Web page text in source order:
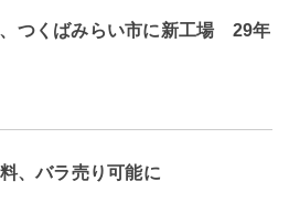
、つくばみらい市に新工場 29年
、バラ売り可能に